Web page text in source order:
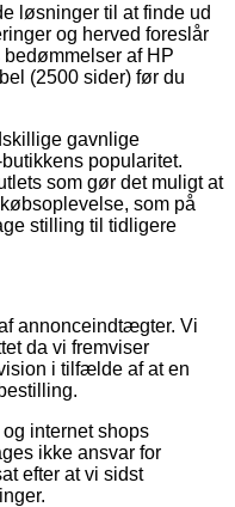
løsninger til at finde ud
og herved foreslår
af HP
(2500 sider) før du
gavnlige
popularitet.
som gør det muligt at
som på
stilling til tidligere
annonceindtægter. Vi
da vi fremviser
i tilfælde af at en
internet shops
ikke ansvar for
efter at vi sidst